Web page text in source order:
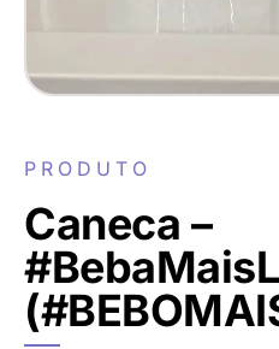
PRODUTO
Caneca –